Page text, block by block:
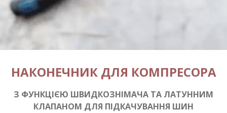
НАКОНЕЧНИК ДЛЯ КОМПРЕСОРА
З ФУНКЦІЄЮ ШВИДКОЗНІМАЧА ТА ЛАТУННИМ
КЛАПАНОМ ДЛЯ ПІДКАЧУВАННЯ ШИН